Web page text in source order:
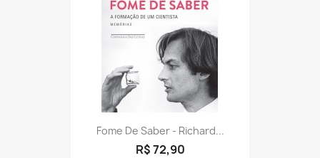
Fome De Saber - Richard...
R$ 72,90